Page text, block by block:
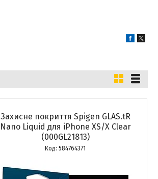
Захисне покриття Spigen GLAS.tR
Nano Liquid для iPhone XS/X Clear
(000GL21813)
584764371